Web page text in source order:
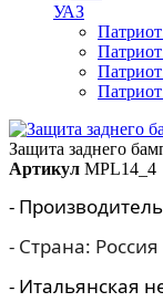
УАЗ
Патриот
Защита заднего
Артикул MPL14_4
-
- Страна: Россия
- Итальянская